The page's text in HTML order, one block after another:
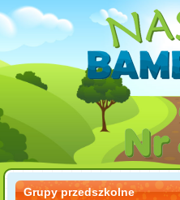
Grupy przedszkolne